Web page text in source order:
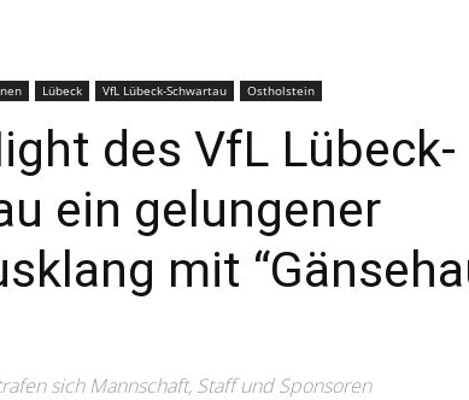
Lübeck VfL Lübeck-Schwartau Ostholstein
des VfL Lübeck-
ein gelungener
mit
sich Mannschaft, Staff und Sponsoren